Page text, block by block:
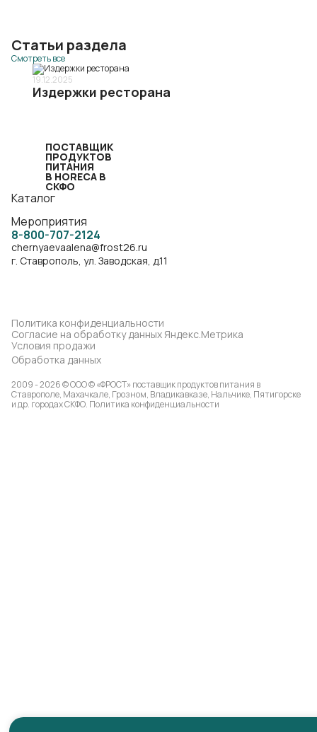
Статьи раздела
Смотреть все
19.12.2025
Издержки ресторана
ПОСТАВЩИК
ПРОДУКТОВ
ПИТАНИЯ
В HORECA В
СКФО
Каталог
Мероприятия
8-800-707-2124
chernyaevaalena@frost26.ru
г. Ставрополь, ул. Заводская, д.11
Политика конфиденциальности
Согласие на обработку данных Яндекс.Метрика
Условия продажи
Обработка данных
2009 - 2026 © ООО © «ФРОСТ» поставщик продуктов питания в
Ставрополе, Махачкале, Грозном, Владикавказе, Нальчике, Пятигорске
и др. городах СКФО. Политика конфиденциальности